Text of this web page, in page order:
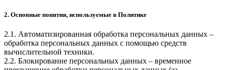
2. Основные понятия, используемые в Политике
2.1. Автоматизированная обработка персональных данных –
обработка персональных данных с помощью средств
вычислительной техники.
2.2. Блокирование персональных данных – временное